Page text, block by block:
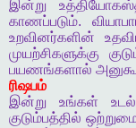
இன்று
காணப்படும்.
உறவினர்களின்
முயற்சிகளுக்கு
பயணங்களால்
ரிஷபம்
இன்று
உங்கள் உடல்
குடும்பத்தில்